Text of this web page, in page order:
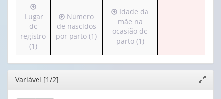
Local
do
Irá
para
o
cabeçalho
(possui
apenas
1
valor):
Lugar
do
registro
(1)
Irá
para
o
(possui
apenas
Número
de nascidos
por parto (1)
Irá
para
o
cabeçalho
1
Idade da
mãe na
ocasião do
parto (1)
Editor
janela
Variável [1/2]